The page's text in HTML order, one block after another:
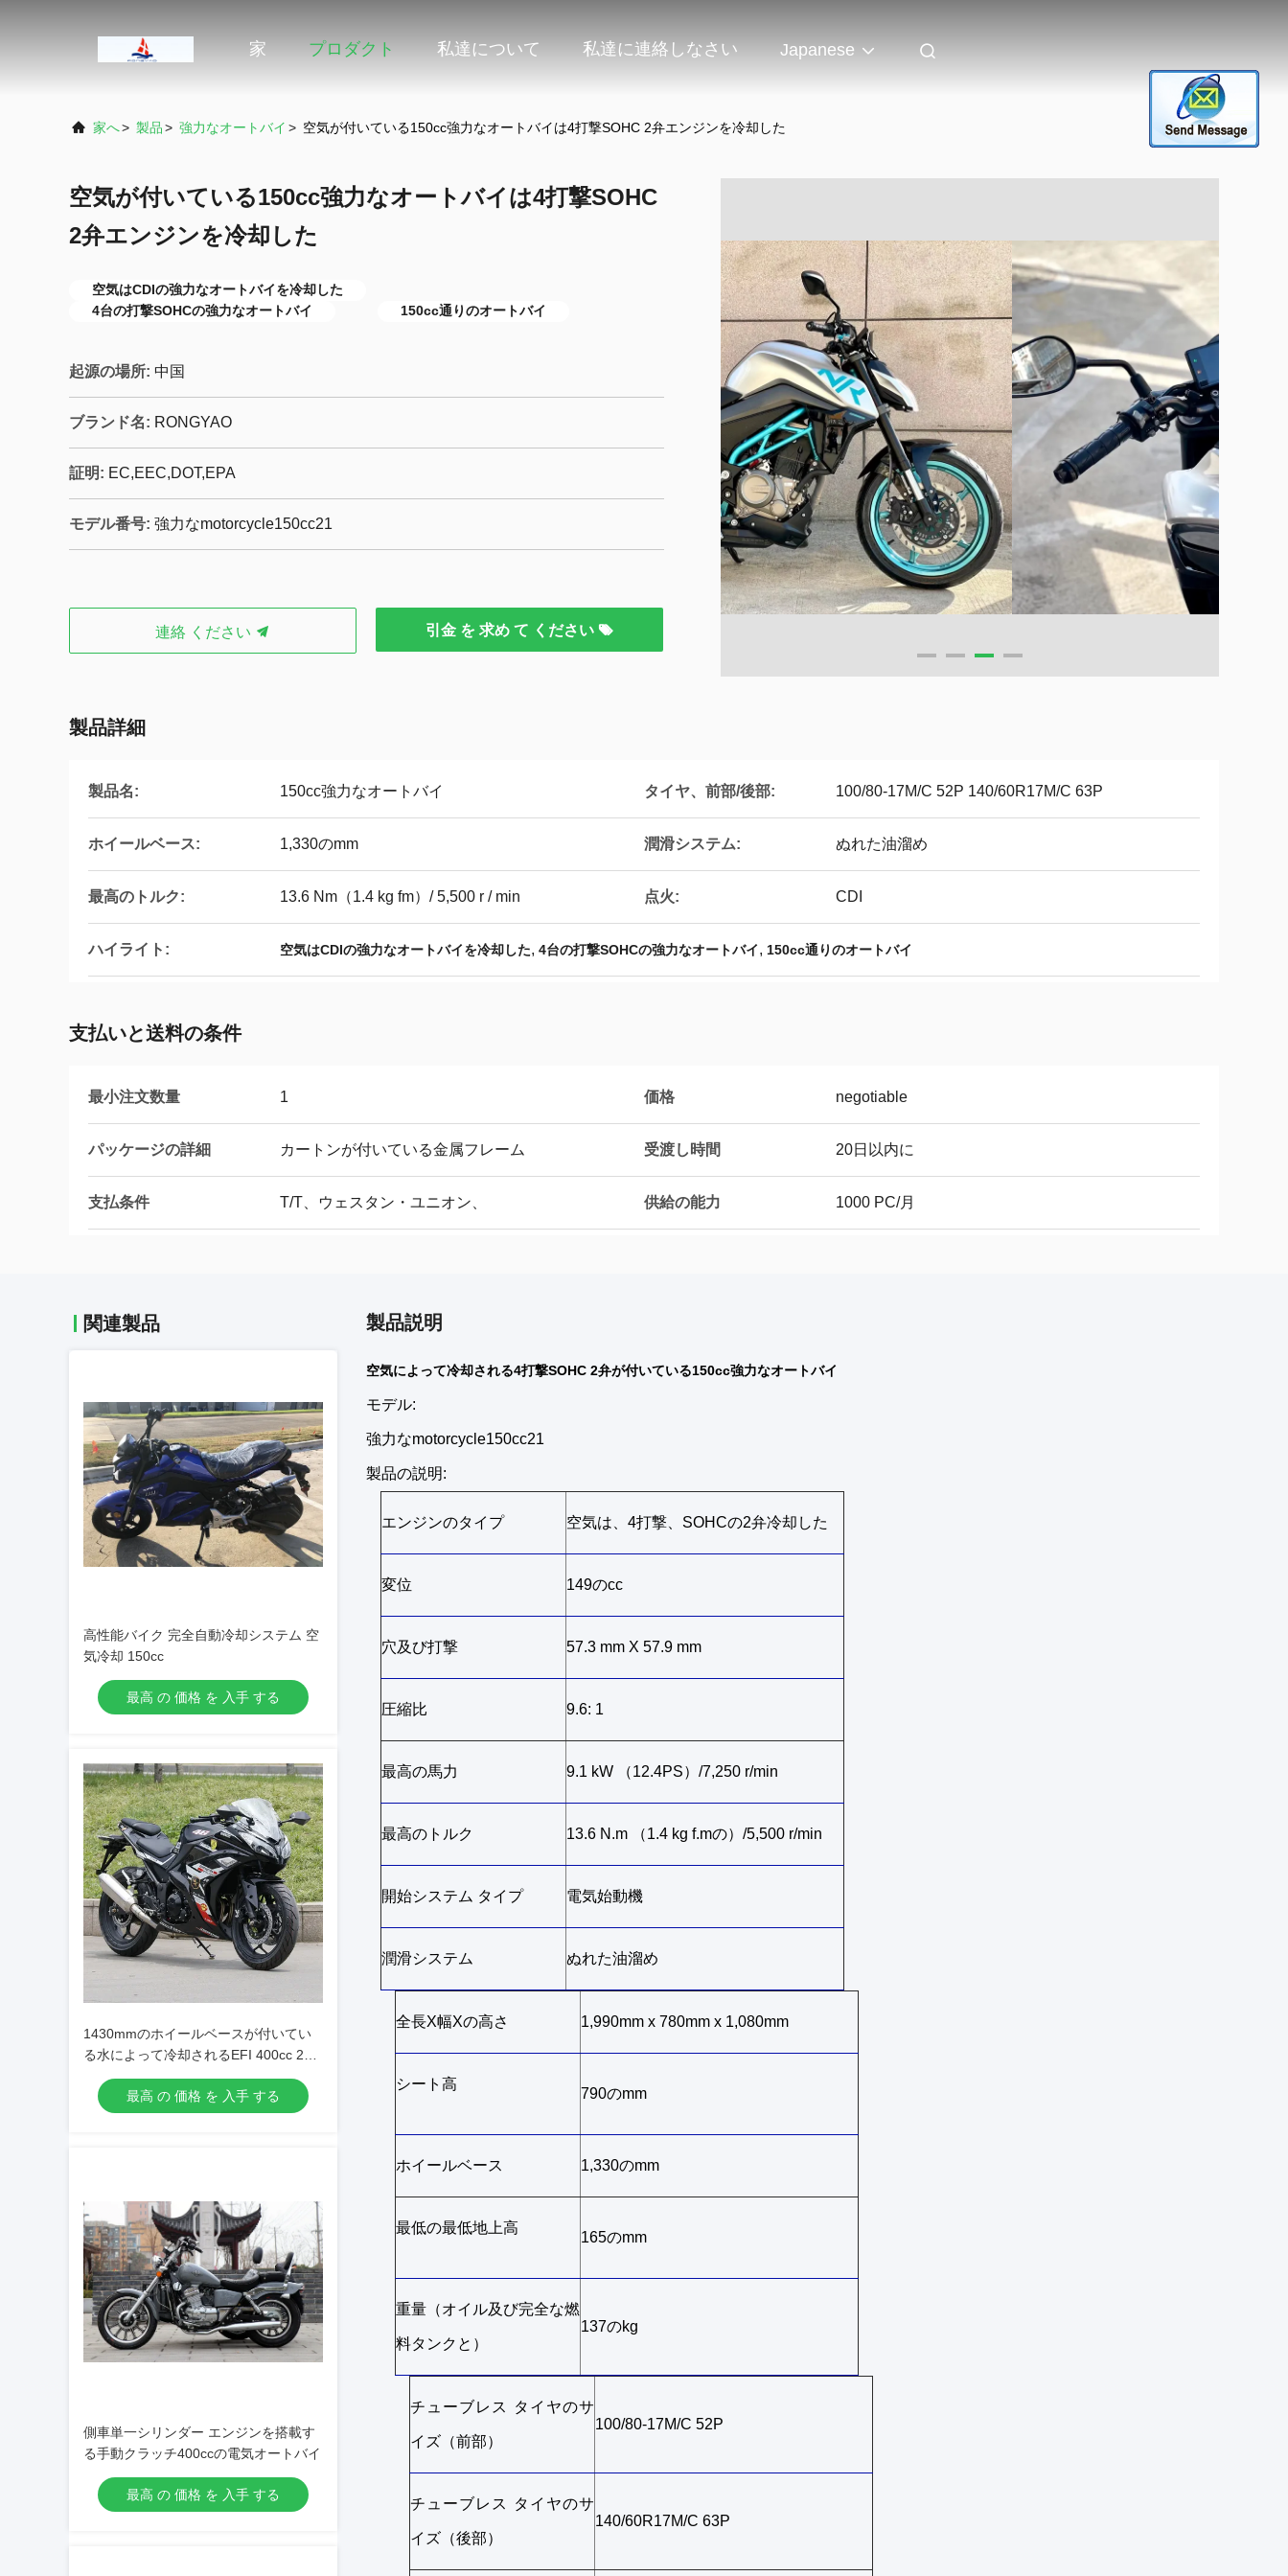
家 プロダクト 私達について 私達に連絡しなさい Japanese
家へ> 製品> 強力なオートバイ > 空気が付いている150cc強力なオートバイは4打撃SOHC 2弁エンジンを冷却した
空気が付いている150cc強力なオートバイは4打撃SOHC
2弁エンジンを冷却した
空気はCDIの強力なオートバイを冷却した
4台の打撃SOHCの強力なオートバイ
150cc通りのオートバイ
起源の場所: 中国
ブランド名: RONGYAO
証明: EC,EEC,DOT,EPA
モデル番号: 強力なmotorcycle150cc21
連絡 ください 引金 を 求め て ください
製品詳細
製品名: 150cc強力なオートバイ タイヤ、前部/後部: 100/80-17M/C 52P 140/60R17M/C 63P
ホイールベース: 1,330のmm 潤滑システム: ぬれた油溜め
最高のトルク: 13.6 Nm（1.4 kg fm）/ 5,500 r / min 点火: CDI
ハイライト: 空気はCDIの強力なオートバイを冷却した, 4台の打撃SOHCの強力なオートバイ, 150cc通りのオートバイ
支払いと送料の条件
最小注文数量 1 価格 negotiable
パッケージの詳細 カートンが付いている金属フレーム 受渡し時間 20日以内に
支払条件 T/T、ウェスタン・ユニオン、 供給の能力 1000 PC/月
関連製品
高性能バイク 完全自動冷却システム 空
気冷却 150cc
最高 の 価格 を 入手 する
1430mmのホイールベースが付いてい
る水によって冷却されるEFI 400cc 2シ
リンダー オートバイ
最高 の 価格 を 入手 する
側車単一シリンダー エンジンを搭載す
る手動クラッチ400ccの電気オートバイ
最高 の 価格 を 入手 する
製品説明
空気によって冷却される4打撃SOHC 2弁が付いている150cc強力なオートバイ
モデル:
強力なmotorcycle150cc21
製品の説明:
エンジンのタイプ 空気は、4打撃、SOHCの2弁冷却した
変位 149のcc
穴及び打撃 57.3 mm X 57.9 mm
圧縮比 9.6: 1
最高の馬力 9.1 kW （12.4PS）/7,250 r/min
最高のトルク 13.6 N.m （1.4 kg f.mの）/5,500 r/min
開始システム タイプ 電気始動機
潤滑システム ぬれた油溜め
全長X幅Xの高さ 1,990mm x 780mm x 1,080mm
シート高
790のmm
ホイールベース 1,330のmm
最低の最低地上高
165のmm
重量（オイル及び完全な燃
料タンクと）
137のkg
チューブレス タイヤのサ
イズ（前部）
100/80-17M/C 52P
チューブレス タイヤのサ
イズ（後部）
140/60R17M/C 63P